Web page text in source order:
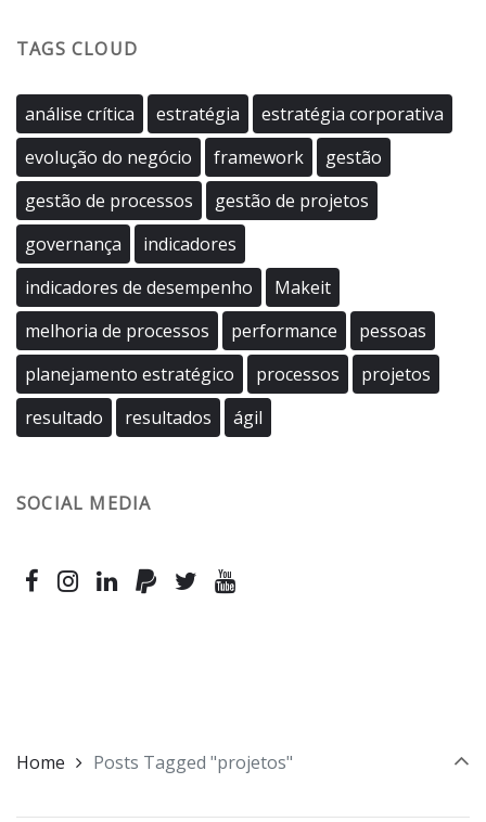
TAGS CLOUD
análise crítica estratégia
estratégia corporativa
evolução do negócio
framework
gestão
gestão de processos
gestão de projetos
governança
indicadores
indicadores de desempenho
Makeit
melhoria de processos
performance
pessoas
planejamento estratégico
processos
projetos
resultado
resultados ágil
SOCIAL MEDIA
Home Posts Tagged "projetos"